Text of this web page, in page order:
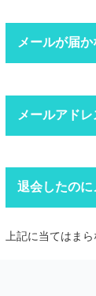
配信停止までに
上記にて、解決
メールが届
1
2
ドメイ
メールの
Softbank
メールアド
1
「ログイ
※ID・パ
退会したの
メールの配信停
上記に当てはま